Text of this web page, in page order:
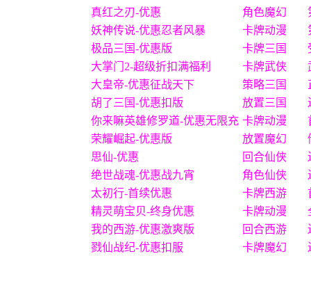
真红之刃-优惠 角色魔幻
妖神传说-优惠忍者风暴
卡牌动漫
极品三国-优惠版
卡牌三国
大掌门2-超级折扣满福利
卡牌武侠
大皇帝-优惠征战天下
策略三国
胡了三国-优惠扣版
放置三国
你来嘛英雄修罗道-优惠无限充 卡牌动漫
荣耀崛起-优惠版
放置魔幻
思仙-优惠
回合仙侠
绝世战魂-优惠战九宵
角色仙侠
太初行-首续优惠
卡牌西游
精灵萌宝贝-终身优惠
卡牌动漫
我的西游-优惠激爽版
回合西游
戮仙战纪-优惠扣服
卡牌魔幻